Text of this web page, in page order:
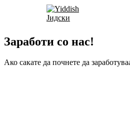
Јидски
Заработи со нас!
Ако сакате да почнете да